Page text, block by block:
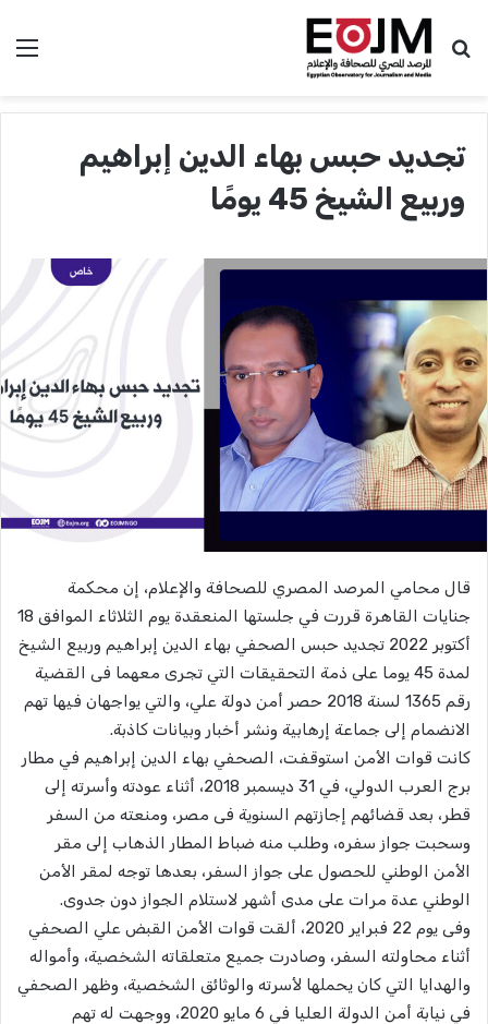
بحث عن
تجديد حبس بهاء الدين إبراهيم
وربيع الشيخ 45 يومًا
قال محامي المرصد المصري للصحافة والإعلام، إن محكمة
جنايات القاهرة قررت في جلستها المنعقدة يوم الثلاثاء الموافق 18
أكتوبر 2022 تجديد حبس الصحفي بهاء الدين إبراهيم وربيع الشيخ
لمدة 45 يوما على ذمة التحقيقات التي تجرى معهما فى القضية
رقم 1365 لسنة 2018 حصر أمن دولة علي، والتي يواجهان فيها تهم
الانضمام إلى جماعة إرهابية ونشر أخبار وبيانات كاذبة.
كانت قوات الأمن استوقفت، الصحفي بهاء الدين إبراهيم في مطار
برج العرب الدولي، في 31 ديسمبر 2018، أثناء عودته وأسرته إلى
قطر، بعد قضائهم إجازتهم السنوية فى مصر، ومنعته من السفر
وسحبت جواز سفره، وطلب منه ضباط المطار الذهاب إلى مقر
الأمن الوطني للحصول على جواز السفر، بعدها توجه لمقر الأمن
الوطني عدة مرات على مدى أشهر لاستلام الجواز دون جدوى.
وفى يوم 22 فبراير 2020، ألقت قوات الأمن القبض علي الصحفي
أثناء محاولته السفر، وصادرت جميع متعلقاته الشخصية، وأمواله
والهدايا التي كان يحملها لأسرته والوثائق الشخصية، وظهر الصحفي
في نيابة أمن الدولة العليا في 6 مايو 2020، ووجهت له تهم